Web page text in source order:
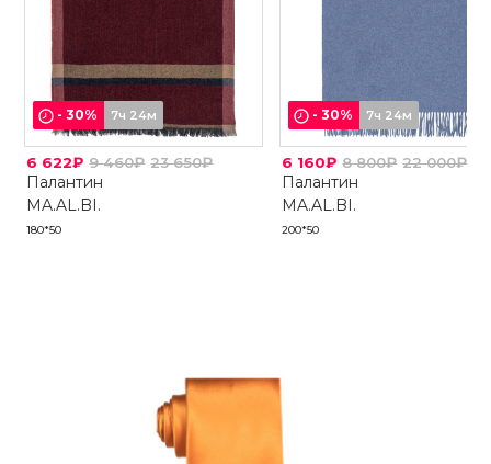
-30% 7ч 24м
6 622₽ 9 460₽ 23 650₽
Палантин
MA.AL.BI.
180*50
-30% 7ч 24м
6 160₽ 8 800₽ 22 000₽
Палантин
MA.AL.BI.
200*50